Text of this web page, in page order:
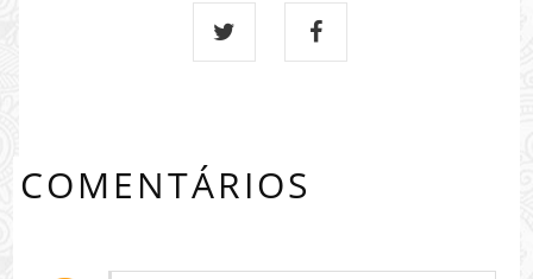
COMENTÁRIOS